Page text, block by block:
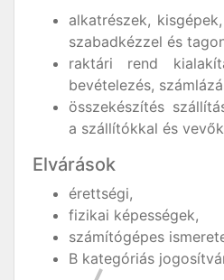
alkatrészek,
szabadkézzel és
raktári rend
bevételezés,
összekészítés
a szállítókkal és
Elvárások
érettségi,
fizikai képességek,
számítógépes
B kategóriás